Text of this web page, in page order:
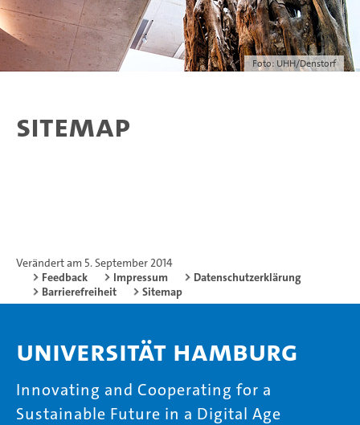
Foto: UHH/Denstorf
Sitemap
Verändert am 5. September 2014
Feedback
Impressum
Datenschutzerklärung
Barrierefreiheit
Sitemap
Universität Hamburg
Innovating and Cooperating for a
Sustainable Future in a Digital Age